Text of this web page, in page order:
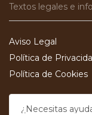
Textos legales e
Aviso Legal
Política de
Política de Cookies
¿Necesitas